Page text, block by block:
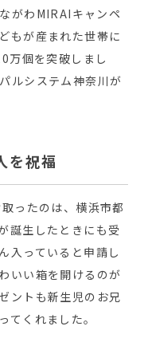
がわMIRAIキャンペ
もが産まれた世帯に
万個を突破しまし
ルシステム神奈川が
を祝福
ったのは、横浜市都
誕生したときにも受
入っていると申請し
いい箱を開けるのが
ントも新生児のお兄
てくれました。